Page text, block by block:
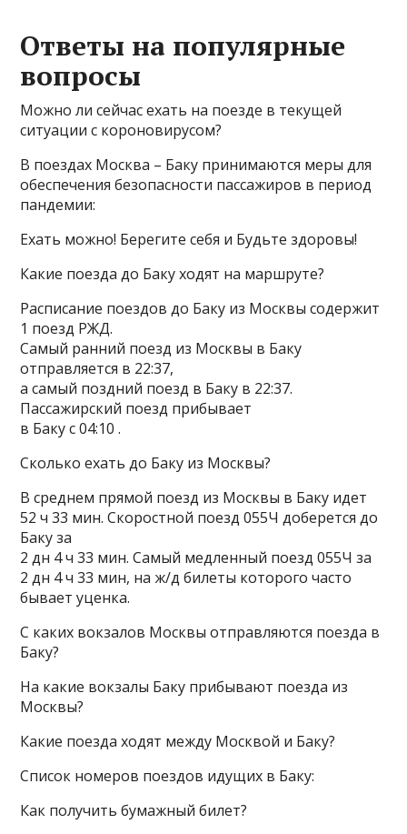
Ответы на популярные
вопросы
Можно ли сейчас ехать на поезде в текущей
ситуации с короновирусом?
В поездах Москва – Баку принимаются меры для
обеспечения безопасности пассажиров в период
пандемии:
Ехать можно! Берегите себя и Будьте здоровы!
Какие поезда до Баку ходят на маршруте?
Расписание поездов до Баку из Москвы содержит
1 поезд РЖД.
Самый ранний поезд из Москвы в Баку
отправляется в 22:37,
а самый поздний поезд в Баку в 22:37.
Пассажирский поезд прибывает
в Баку с 04:10 .
Сколько ехать до Баку из Москвы?
В среднем прямой поезд из Москвы в Баку идет
52 ч 33 мин. Скоростной поезд 055Ч доберется до
Баку за
2 дн 4 ч 33 мин. Самый медленный поезд 055Ч за
2 дн 4 ч 33 мин, на ж/д билеты которого часто
бывает уценка.
С каких вокзалов Москвы отправляются поезда в
Баку?
На какие вокзалы Баку прибывают поезда из
Москвы?
Какие поезда ходят между Москвой и Баку?
Список номеров поездов идущих в Баку:
Как получить бумажный билет?